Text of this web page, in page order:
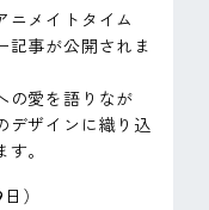
ニメイトタイム
記事が公開されま
の愛を語りなが
デザインに織り込
。
）